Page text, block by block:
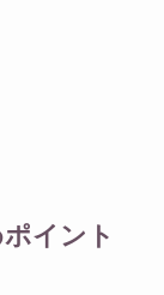
イント